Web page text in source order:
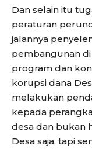
Dan selain itu
peraturan
jalannya
pembangunan
program dan
korupsi dana
melakukan
kepada
desa dan bukan
Desa saja, tapi